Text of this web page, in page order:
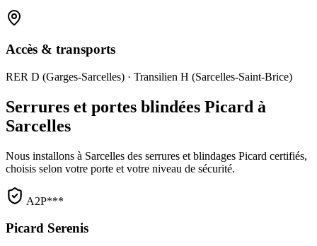
Accès & transports
RER D (Garges-Sarcelles) · Transilien H (Sarcelles-Saint-Brice)
Serrures et portes blindées Picard à
Sarcelles
Nous installons à Sarcelles des serrures et blindages Picard certifiés,
choisis selon votre porte et votre niveau de sécurité.
A2P***
Picard Serenis